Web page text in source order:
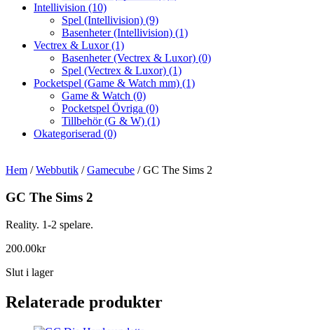
Intellivision (10)
Spel (Intellivision) (9)
Basenheter (Intellivision) (1)
Vectrex & Luxor(1)
Basenheter (Vectrex & Luxor) (0)
Spel (Vectrex & Luxor) (1)
Pocketspel (Game & Watch mm) (1)
Game & Watch (0)
Pocketspel Övriga (0)
Tillbehör (G & W) (1)
Okategoriserad (0)
Hem /Webbutik /Gamecube / GC The Sims 2
GC The Sims 2
Reality. 1-2 spelare.
200.00kr
Slut i lager
Relaterade produkter